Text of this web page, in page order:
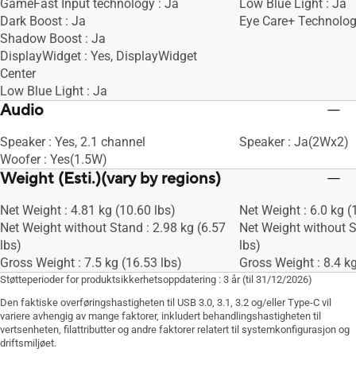
GameFast Input technology : Ja
Dark Boost : Ja
Shadow Boost : Ja
DisplayWidget : Yes, DisplayWidget
Center
Low Blue Light : Ja
Low Blue Light : Ja
Eye Care+
Audio
Speaker : Yes, 2.1 channel
Woofer : Yes(1.5W)
Speaker : Ja(2Wx2)
Weight (Esti.)(vary by regions)
Net Weight : 4.81 kg (10.60 lbs)
Net Weight without Stand : 2.98 kg (6.57
lbs)
Gross Weight : 7.5 kg (16.53 lbs)
Net Weight : 6.0 kg
Net Weight without
lbs)
Gross Weight : 8.4
Støtteperioder for produktsikkerhetsoppdatering : 3 år (til 31/12/2026)
Den faktiske overføringshastigheten til USB 3.0, 3.1, 3.2 og/eller Type-C vil
variere avhengig av mange faktorer, inkludert behandlingshastigheten til
vertsenheten, filattributter og andre faktorer relatert til systemkonfigurasjon og
driftsmiljøet.